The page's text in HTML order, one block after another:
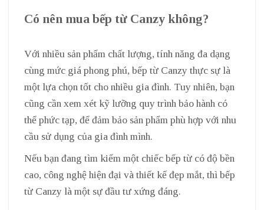
Có nên mua bếp từ Canzy không?
Với nhiều sản phẩm chất lượng, tính năng đa dạng
cùng mức giá phong phú, bếp từ Canzy thực sự là
một lựa chọn tốt cho nhiều gia đình. Tuy nhiên, bạn
cũng cần xem xét kỹ lưỡng quy trình bảo hành có
thể phức tạp, để đảm bảo sản phẩm phù hợp với nhu
cầu sử dụng của gia đình mình.
Nếu bạn đang tìm kiếm một chiếc bếp từ có độ bền
cao, công nghệ hiện đại và thiết kế đẹp mắt, thì bếp
từ Canzy là một sự đầu tư xứng đáng.